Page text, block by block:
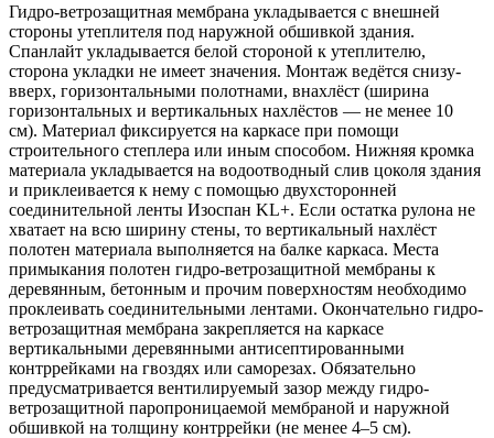
Гидро-ветрозащитная мембрана укладывается с внешней
стороны утеплителя под наружной обшивкой здания.
Спанлайт укладывается белой стороной к утеплителю,
сторона укладки не имеет значения. Монтаж ведётся снизу-
вверх, горизонтальными полотнами, внахлёст (ширина
горизонтальных и вертикальных нахлёстов — не менее 10
см). Материал фиксируется на каркасе при помощи
строительного степлера или иным способом. Нижняя кромка
материала укладывается на водоотводный слив цоколя здания
и приклеивается к нему с помощью двухсторонней
соединительной ленты Изоспан KL+. Если остатка рулона не
хватает на всю ширину стены, то вертикальный нахлёст
полотен материала выполняется на балке каркаса. Места
примыкания полотен гидро-ветрозащитной мембраны к
деревянным, бетонным и прочим поверхностям необходимо
проклеивать соединительными лентами. Окончательно гидро-
ветрозащитная мембрана закрепляется на каркасе
вертикальными деревянными антисептированными
контррейками на гвоздях или саморезах. Обязательно
предусматривается вентилируемый зазор между гидро-
ветрозащитной паропроницаемой мембраной и наружной
обшивкой на толщину контррейки (не менее 4–5 см).